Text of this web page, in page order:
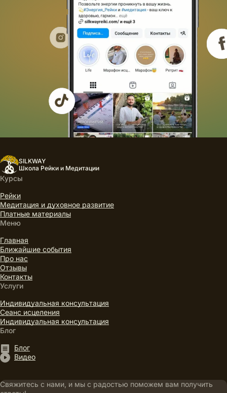
SILKWAY
Школа Рейки и Медитации
Меню
Главная
Ближайшие события
Про нас
Отзывы
Контакты
Курсы
Рейки
Медитация и духовное развитие
Платные материалы
Услуги
Индивидуальная консультация
Сеанс исцеления
Индивидуальная консультация
Блог
Блог
Видео
Свяжитесь с нами, и мы с радостью поможем вам получить